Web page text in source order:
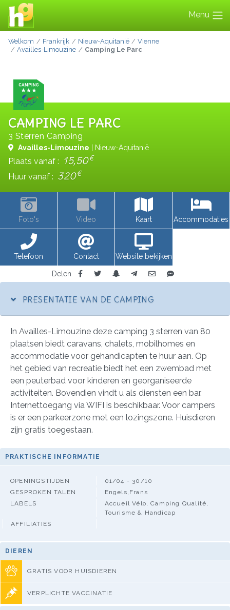
Menu
Welkom Frankrijk Nieuw-Aquitanië
Vienne
Availles-Limouzine
Camping Le Parc
CAMPING LE PARC
3 Sterren Camping
Availles-Limouzine | Nieuw-Aquitanië
Plaats vanaf : 15,50€
Huur vanaf : 320€
Foto's Video Kaart Accommodaties
Telefoon Contact Website bekijken
Delen
PRESENTATIE VAN DE CAMPING
In Availles-Limouzine deze camping 3 sterren van 80
plaatsen biedt caravans, chalets, mobilhomes en
accommodatie voor gehandicapten te huur aan. Op
het gebied van recreatie biedt het een zwembad met
een peuterbad voor kinderen en georganiseerde
activiteiten. Bovendien vindt u als diensten een bar.
Internettoegang via WIFI is beschikbaar. Voor campers
is er een parkeerzone met een lozingszone. Huisdieren
zijn gratis toegestaan.
PRAKTISCHE INFORMATIE
OPENINGSTIJDEN
01/04 - 30/10
GESPROKEN TALEN
Engels,Frans
LABELS
Accueil Vélo, Camping Qualité,
Tourisme & Handicap
AFFILIATIES
DIEREN
GRATIS VOOR HUISDIEREN
VERPLICHTE VACCINATIE